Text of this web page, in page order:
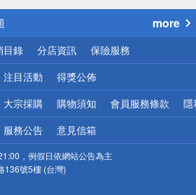
配送
！請小心！
more
目錄 分店資訊 保險服務
注目活動 得獎公佈
大宗採購 購物須知 會員服務條款 隱
服務公告 意見信箱
，例假日依網站公告為主
136號5樓 (台灣)